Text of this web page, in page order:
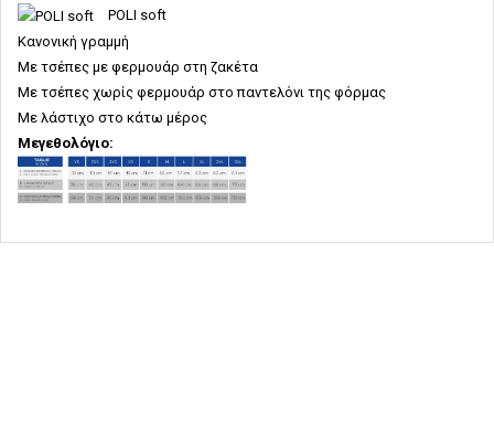
POLI soft
Κανονική γραμμή
Με τσέπες με φερμουάρ στη ζακέτα
Με τσέπες χωρίς φερμουάρ στο παντελόνι της φόρμας
Με λάστιχο στο κάτω μέρος
Μεγεθολόγιο: